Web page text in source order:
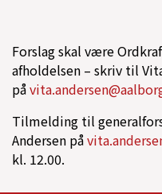
Forslag skal være
afholdelsen – skriv til
på
Tilmelding til
Andersen på
kl. 12.00.